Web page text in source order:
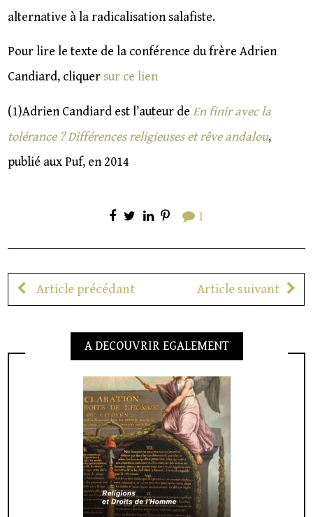
alternative à la radicalisation salafiste.
Pour lire le texte de la conférence du frère Adrien
Candiard, cliquer sur ce lien
(1)Adrien Candiard est l’auteur deEn finir avec la
tolérance ? Différences religieuses et rêve andalou,
publié aux Puf, en 2014
1
Article précédant Article suivant
A DECOUVRIR EGALEMENT